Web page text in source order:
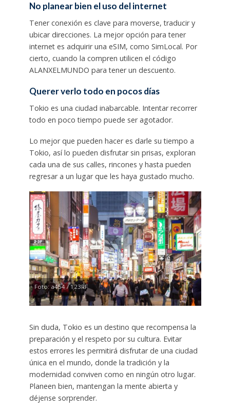
No planear bien el uso del internet
Tener conexión es clave para moverse, traducir y
ubicar direcciones. La mejor opción para tener
internet es adquirir una eSIM, como SimLocal. Por
cierto, cuando la compren utilicen el código
ALANXELMUNDO para tener un descuento.
Querer verlo todo en pocos días
Tokio es una ciudad inabarcable. Intentar recorrer
todo en poco tiempo puede ser agotador.
Lo mejor que pueden hacer es darle su tiempo a
Tokio, así lo pueden disfrutar sin prisas, exploran
cada una de sus calles, rincones y hasta pueden
regresar a un lugar que les haya gustado mucho.
Foto: a454 / 123RF
Sin duda, Tokio es un destino que recompensa la
preparación y el respeto por su cultura. Evitar
estos errores les permitirá disfrutar de una ciudad
única en el mundo, donde la tradición y la
modernidad conviven como en ningún otro lugar.
Planeen bien, mantengan la mente abierta y
déjense sorprender.